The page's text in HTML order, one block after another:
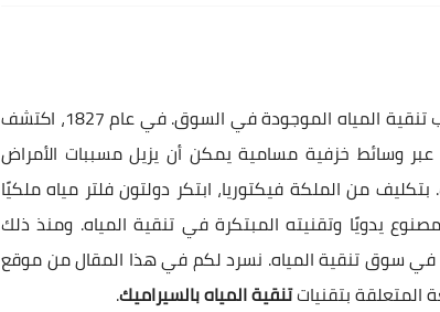
واحدة من أقدم أساليب تنقية المياه الموجودة في السوق. في عام 1827، اكتشف
عبر وسائط خزفية مسامية يمكن أن يزيل مسببات الأمراض
من الملكة فيكتوريا، ابتكر دولتون فلتر مياه ملكيًا
يدويًا وتقنيته المبتكرة في تنقية المياه. ومنذ ذلك
في سوق تنقية المياه. نسرد لكم في هذا المقال من موقع
المتعلقة بتقنياتتنقية المياه بالسيراميك.